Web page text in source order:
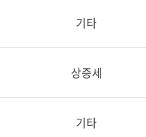
기타
상증세
기타